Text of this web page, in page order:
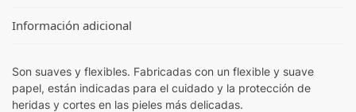
Información adicional
Son suaves y flexibles. Fabricadas con un flexible y suave
papel, están indicadas para el cuidado y la protección de
heridas y cortes en las pieles más delicadas.